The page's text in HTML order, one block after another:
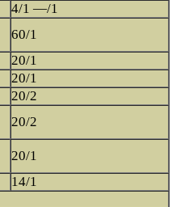
4/1 —/1
60/1
20/1
20/1
20/2
20/2
20/1
14/1